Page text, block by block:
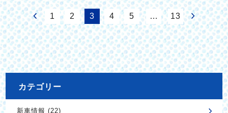
1 2 3 4 5 … 13
カテゴリー
新車情報 (22)